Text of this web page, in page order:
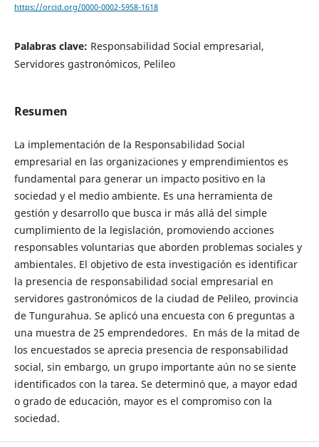
https://orcid.org/0000-0002-5958-1618
Palabras clave: Responsabilidad Social empresarial,
Servidores gastronómicos, Pelileo
Resumen
La implementación de la Responsabilidad Social
empresarial en las organizaciones y emprendimientos es
fundamental para generar un impacto positivo en la
sociedad y el medio ambiente. Es una herramienta de
gestión y desarrollo que busca ir más allá del simple
cumplimiento de la legislación, promoviendo acciones
responsables voluntarias que aborden problemas sociales y
ambientales. El objetivo de esta investigación es identificar
la presencia de responsabilidad social empresarial en
servidores gastronómicos de la ciudad de Pelileo, provincia
de Tungurahua. Se aplicó una encuesta con 6 preguntas a
una muestra de 25 emprendedores. En más de la mitad de
los encuestados se aprecia presencia de responsabilidad
social, sin embargo, un grupo importante aún no se siente
identificados con la tarea. Se determinó que, a mayor edad
o grado de educación, mayor es el compromiso con la
sociedad.